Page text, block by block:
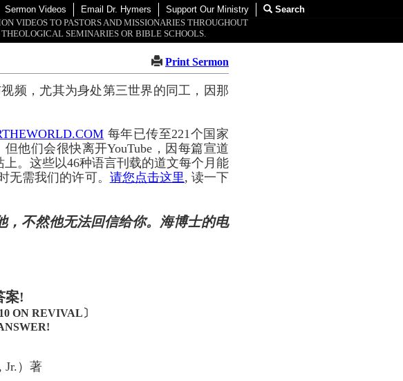
Sermon Videos Email Dr. Hymers Support Our Ministry
Search
VIDEOS TO PASTORS AND MISSIONARIES THROUGHOUT
SEMINARIES OR BIBLE SCHOOLS.
Print Sermon
频，尤其为身处第三世界的同工，因那
每年已传至221个国家
他们会很快离开YouTube，因每篇宣道
。这些以46种语言刊载的道文每个月能
无需我们的许可。 请您点击这里, 读一下
不然他无法回信给你。海博士的电
案!
ON REVIVAL〕
Jr.）著